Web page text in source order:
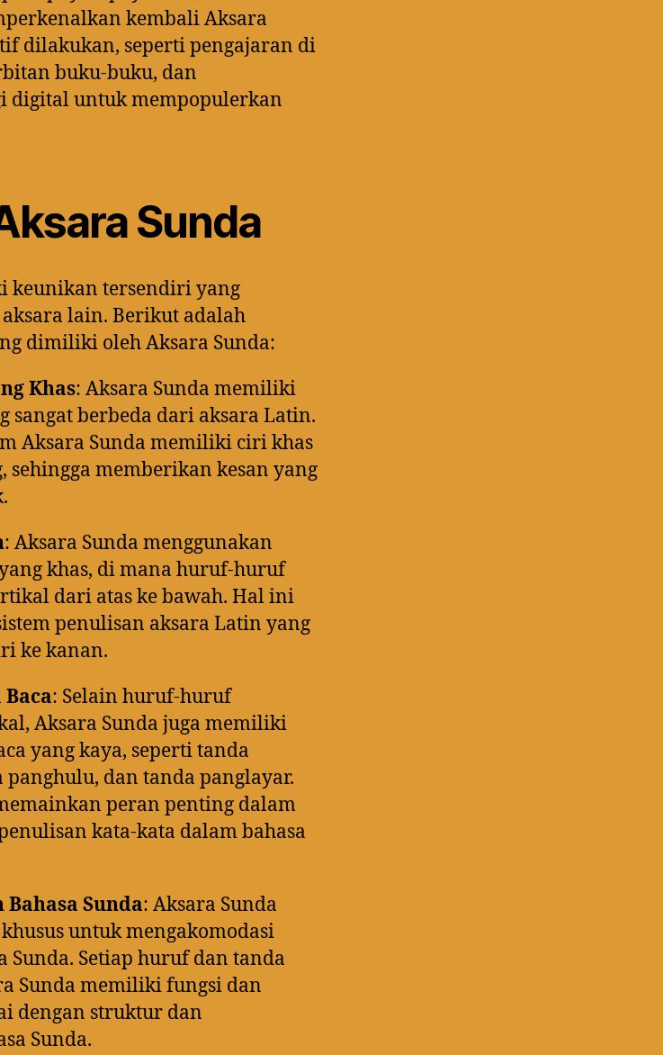
kembali Aksara
dilakukan, seperti pengajaran di
buku-buku, dan
digital untuk mempopulerkan
Sunda
keunikan tersendiri yang
lain. Berikut adalah
dimiliki oleh Aksara Sunda:
Khas: Aksara Sunda memiliki
sangat berbeda dari aksara Latin.
Aksara Sunda memiliki ciri khas
sehingga memberikan kesan yang
: Aksara Sunda menggunakan
khas, di mana huruf-huruf
dari atas ke bawah. Hal ini
penulisan aksara Latin yang
ke kanan.
: Selain huruf-huruf
Aksara Sunda juga memiliki
yang kaya, seperti tanda
panghulu, dan tanda panglayar.
peran penting dalam
kata-kata dalam bahasa
Sunda: Aksara Sunda
untuk mengakomodasi
Sunda. Setiap huruf dan tanda
Sunda memiliki fungsi dan
dengan struktur dan
Sunda.